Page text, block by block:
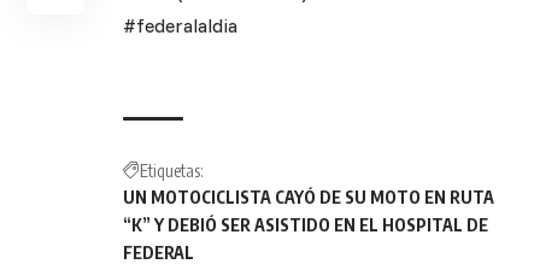
#federalaldia
Etiquetas:
UN MOTOCICLISTA CAYÓ DE SU MOTO EN RUTA
“K” Y DEBIÓ SER ASISTIDO EN EL HOSPITAL DE
FEDERAL